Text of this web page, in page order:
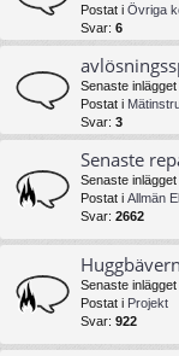
Postat i Övriga
Svar: 6
Senaste
Postat i
Svar: 3
Senaste
Senaste
Postat i Allmän
Svar: 2662
Senaste
Postat i Projekt
Svar: 922